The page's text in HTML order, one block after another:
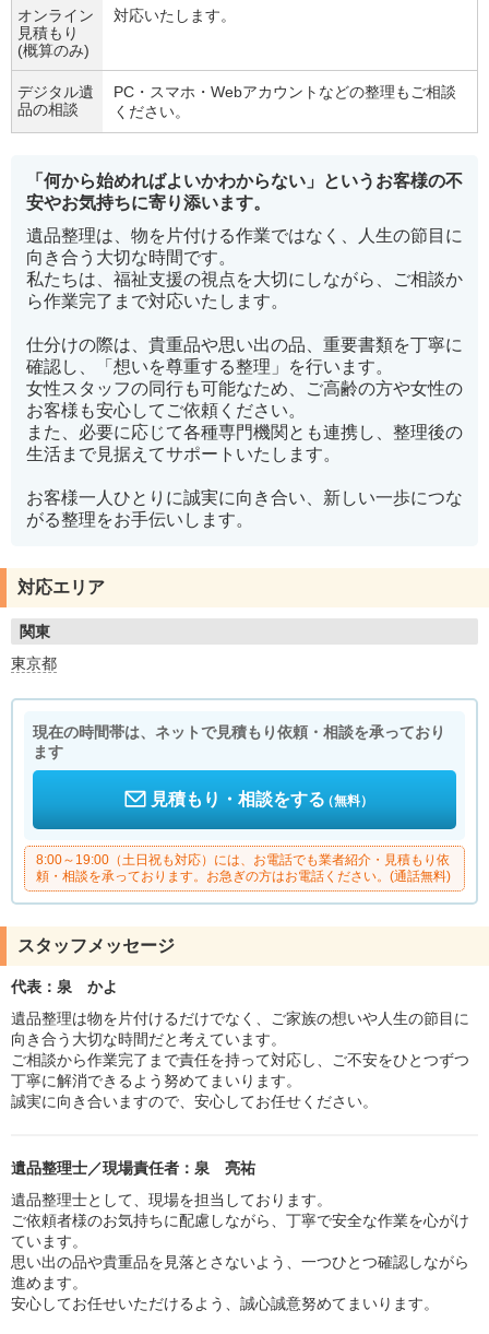
オンライン
見積もり
(概算のみ)
対応いたします。
デジタル遺
品の相談
PC・スマホ・Webアカウントなどの整理もご相談
ください。
「何から始めればよいかわからない」というお客様の不
安やお気持ちに寄り添います。
遺品整理は、物を片付ける作業ではなく、人生の節目に
向き合う大切な時間です。
私たちは、福祉支援の視点を大切にしながら、ご相談か
ら作業完了まで対応いたします。
仕分けの際は、貴重品や思い出の品、重要書類を丁寧に
確認し、「想いを尊重する整理」を行います。
女性スタッフの同行も可能なため、ご高齢の方や女性の
お客様も安心してご依頼ください。
また、必要に応じて各種専門機関とも連携し、整理後の
生活まで見据えてサポートいたします。
お客様一人ひとりに誠実に向き合い、新しい一歩につな
がる整理をお手伝いします。
対応エリア
関東
東京都
現在の時間帯は、ネットで見積もり依頼・相談を承っており
ます
見積もり・相談をする（無料）
8:00～19:00（土日祝も対応）には、お電話でも業者紹介・見積もり依
頼・相談を承っております。お急ぎの方はお電話ください。(通話無料)
スタッフメッセージ
代表：泉 かよ
遺品整理は物を片付けるだけでなく、ご家族の想いや人生の節目に
向き合う大切な時間だと考えています。
ご相談から作業完了まで責任を持って対応し、ご不安をひとつずつ
丁寧に解消できるよう努めてまいります。
誠実に向き合いますので、安心してお任せください。
遺品整理士／現場責任者：泉 亮祐
遺品整理士として、現場を担当しております。
ご依頼者様のお気持ちに配慮しながら、丁寧で安全な作業を心がけ
ています。
思い出の品や貴重品を見落とさないよう、一つひとつ確認しながら
進めます。
安心してお任せいただけるよう、誠心誠意努めてまいります。